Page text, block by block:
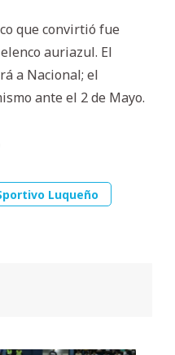
que convirtió fue
auriazul. El
a Nacional; el
ante el 2 de Mayo.
Luqueño